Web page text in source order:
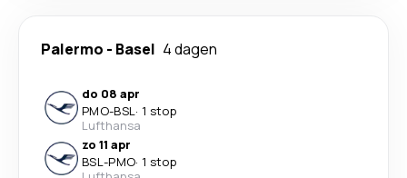
Palermo - Basel 4 dagen
do 08 apr
PMO-BSL· 1 stop
Lufthansa
zo 11 apr
BSL-PMO· 1 stop